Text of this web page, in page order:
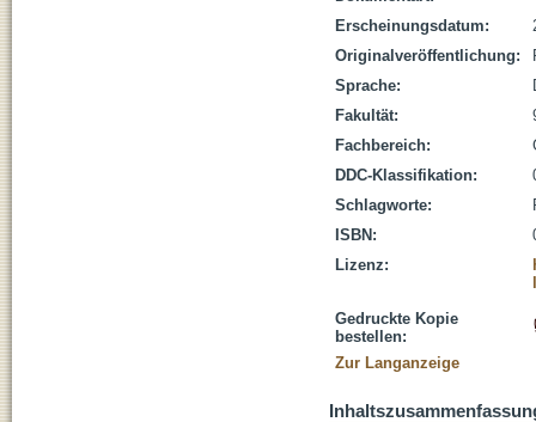
Erscheinungsdatum:
Originalveröffentlichung:
Sprache:
Fakultät:
Fachbereich:
DDC-Klassifikation:
Schlagworte:
ISBN:
Lizenz:
Gedruckte Kopie
bestellen:
Zur Langanzeige